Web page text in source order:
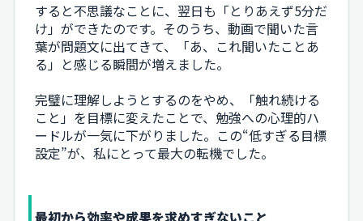
すると不思議なことに、翌日も「とりあえず5分だ
け」ができたのです。そのうち、動画で聞いた言
葉が問題文に出てきて、「あ、これ聞いたことあ
る」と感じる瞬間が増えました。
完璧に理解しようとするのをやめ、「触れ続ける
こと」を目標に変えたことで、勉強への心理的ハ
ードルが一気に下がりました。この“低すぎる目標
設定”が、私にとって最大の転機でした。
最初から効率や成果を求めすぎないこと